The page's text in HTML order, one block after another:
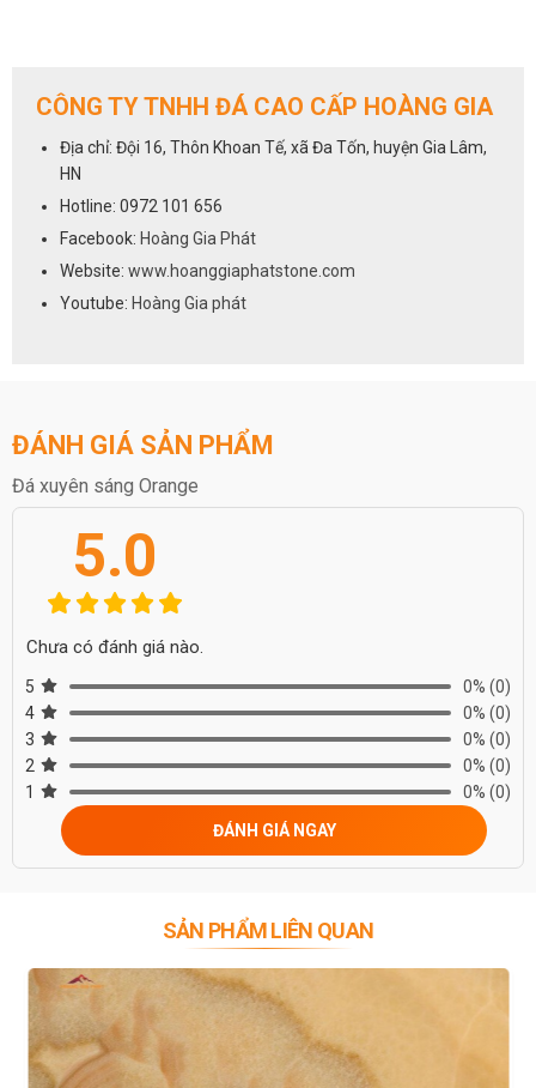
CÔNG TY TNHH ĐÁ CAO CẤP HOÀNG GIA
Địa chỉ: Đội 16, Thôn Khoan Tế, xã Đa Tốn, huyện Gia Lâm,
HN
Hotline: 0972 101 656
Facebook: Hoàng Gia Phát
Website: www.hoanggiaphatstone.com
Youtube: Hoàng Gia phát
ĐÁNH GIÁ SẢN PHẨM
Đá xuyên sáng Orange
5.0
Chưa có đánh giá nào.
5 0% (0)
4
0% (0)
3
0% (0)
2
0% (0)
1
0% (0)
ĐÁNH GIÁ NGAY
SẢN PHẨM LIÊN QUAN